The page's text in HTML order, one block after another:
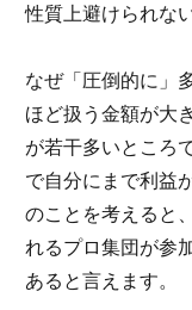
性質上避けられな
なぜ「圧倒的に」
ほど扱う金額が大
が若干多いところ
で自分にまで利益
のことを考えると
れるプロ集団が参
あると言えます。